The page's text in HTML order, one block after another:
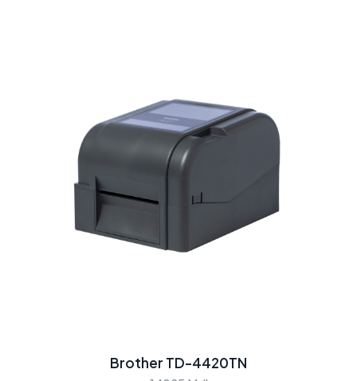
Brother TD-4420TN